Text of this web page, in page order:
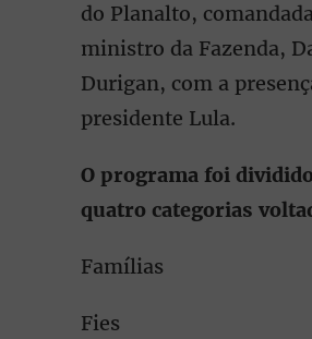
do Planalto,
ministro da Fazenda,
Durigan, com a
presidente Lula.
O programa foi
quatro categorias
Famílias
Fies